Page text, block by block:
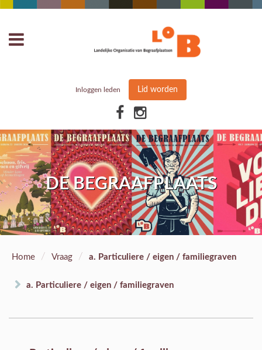
Inloggen leden Lid worden
DE BEGRAAFPLAATS
Home / Vraag / a. Particuliere / eigen / familiegraven
a. Particuliere / eigen / familiegraven